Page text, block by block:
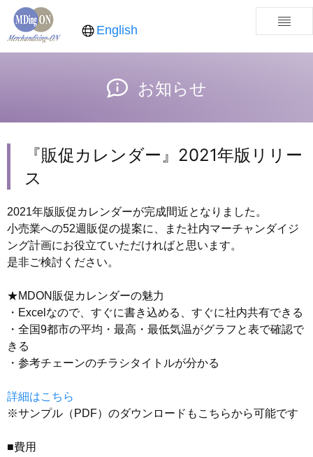
English
お知らせ
『販促カレンダー』2021年版リリー
ス
2021年版販促カレンダーが完成間近となりました。
小売業への52週販促の提案に、また社内マーチャンダイジ
ング計画にお役立ていただければと思います。
是非ご検討ください。
★MDON販促カレンダーの魅力
・Excelなので、すぐに書き込める、すぐに社内共有できる
・全国9都市の平均・最高・最低気温がグラフと表で確認で
きる
・参考チェーンのチラシタイトルが分かる
詳細はこちら
※サンプル（PDF）のダウンロードもこちらから可能です
■費用